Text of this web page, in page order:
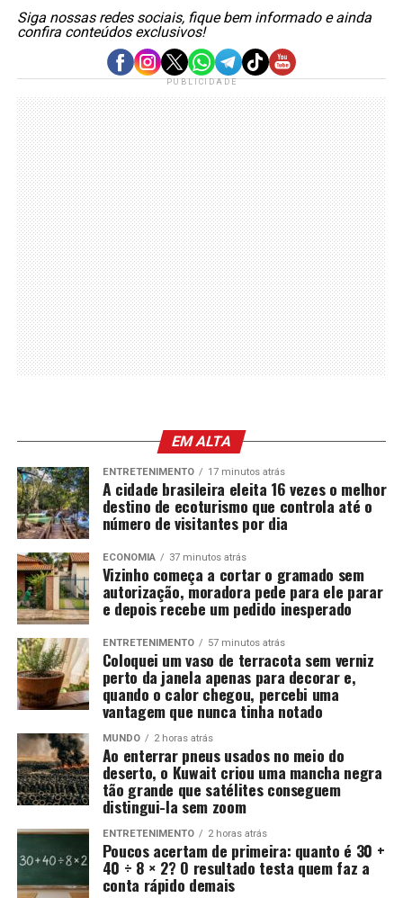
Siga nossas redes sociais, fique bem informado e ainda
confira conteúdos exclusivos!
PUBLICIDADE
EM ALTA
ENTRETENIMENTO 17 minutos atrás
A cidade brasileira eleita 16 vezes o melhor
destino de ecoturismo que controla até o
número de visitantes por dia
ECONOMIA 37 minutos atrás
Vizinho começa a cortar o gramado sem
autorização, moradora pede para ele parar
e depois recebe um pedido inesperado
ENTRETENIMENTO 57 minutos atrás
Coloquei um vaso de terracota sem verniz
perto da janela apenas para decorar e,
quando o calor chegou, percebi uma
vantagem que nunca tinha notado
MUNDO 2 horas atrás
Ao enterrar pneus usados no meio do
deserto, o Kuwait criou uma mancha negra
tão grande que satélites conseguem
distingui-la sem zoom
ENTRETENIMENTO 2 horas atrás
Poucos acertam de primeira: quanto é 30 +
40 ÷ 8 × 2? O resultado testa quem faz a
conta rápido demais